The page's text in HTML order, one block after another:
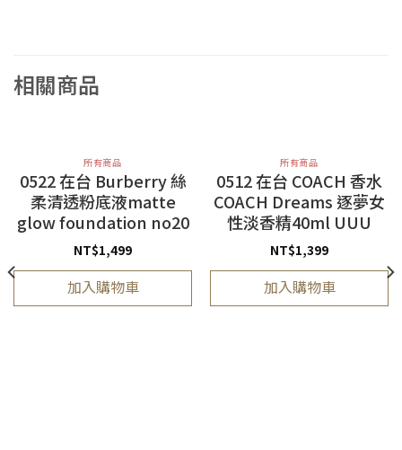
相關商品
所有商品
0522 在台 Burberry 絲
柔清透粉底液matte
glow foundation no20
NT$1,499
加入購物車
所有商品
0512 在台 COACH 香水
COACH Dreams 逐夢女
性淡香精40ml UUU
NT$1,399
加入購物車